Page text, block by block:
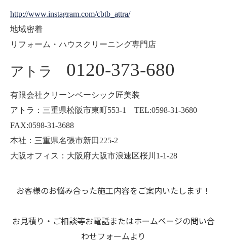
http://www.instagram.com/cbtb_attra/
地域密着
リフォーム・ハウスクリーニング専門店
アトラ 0120-373-680
有限会社クリーンベーシック匠美装
アトラ：三重県松阪市東町553-1 TEL:0598-31-3680
FAX:0598-31-3688
本社：三重県名張市新田225-2
大阪オフィス：大阪府大阪市浪速区桜川1-1-28
お客様のお悩み合った施工内容をご案内いたします！
お見積り・ご相談等お電話またはホームページの問い合
わせフォームより